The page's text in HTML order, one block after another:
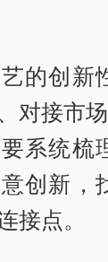
创新
对接市
系统梳
创新，
接点。